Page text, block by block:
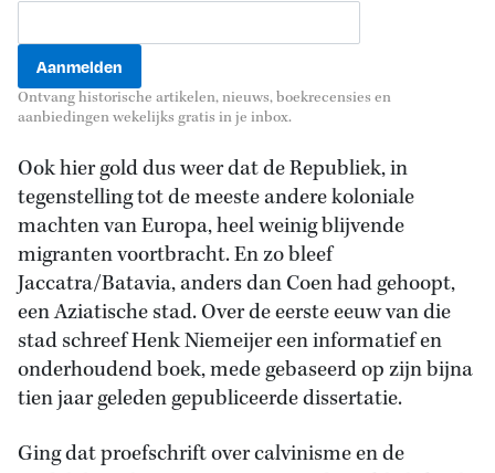
Ontvang historische artikelen, nieuws, boekrecensies en
aanbiedingen wekelijks gratis in je inbox.
Ook hier gold dus weer dat de Republiek, in
tegenstelling tot de meeste andere koloniale
machten van Europa, heel weinig blijvende
migranten voortbracht. En zo bleef
Jaccatra/Batavia, anders dan Coen had gehoopt,
een Aziatische stad. Over de eerste eeuw van die
stad schreef Henk Niemeijer een informatief en
onderhoudend boek, mede gebaseerd op zijn bijna
tien jaar geleden gepubliceerde dissertatie.
Ging dat proefschrift over calvinisme en de